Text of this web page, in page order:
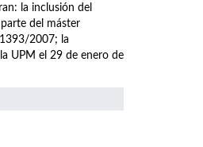
la inclusión del
del máster
2007; la
UPM el 29 de enero de